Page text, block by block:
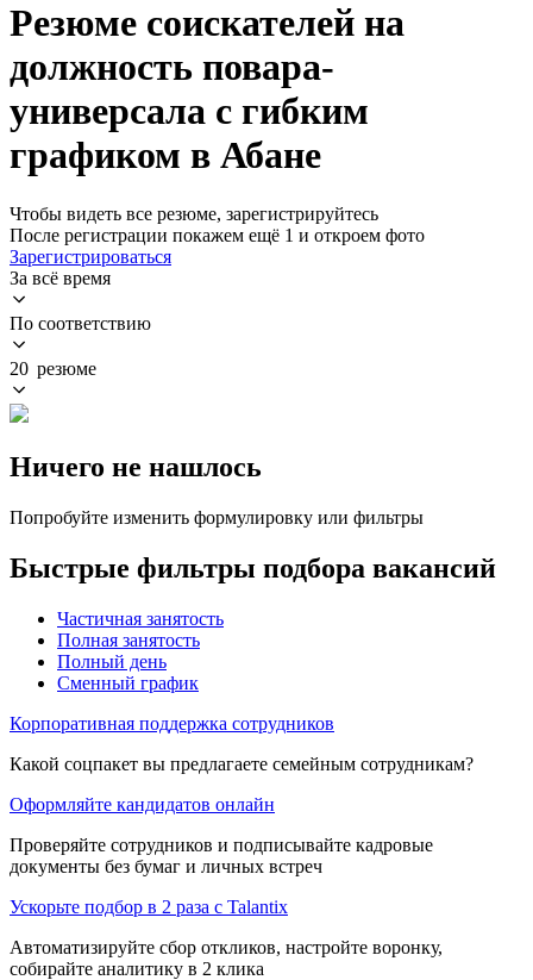
Резюме соискателей на
должность повара-
универсала с гибким
графиком в Абане
Чтобы видеть все резюме, зарегистрируйтесь
После регистрации покажем ещё 1 и откроем фото
Зарегистрироваться
За всё время
По соответствию
20 резюме
Ничего не нашлось
Попробуйте изменить формулировку или фильтры
Быстрые фильтры подбора вакансий
Частичная занятость
Полная занятость
Полный день
Сменный график
Корпоративная поддержка сотрудников
Какой соцпакет вы предлагаете семейным сотрудникам?
Оформляйте кандидатов онлайн
Проверяйте сотрудников и подписывайте кадровые
документы без бумаг и личных встреч
Ускорьте подбор в 2 раза с Talantix
Автоматизируйте сбор откликов, настройте воронку,
собирайте аналитику в 2 клика